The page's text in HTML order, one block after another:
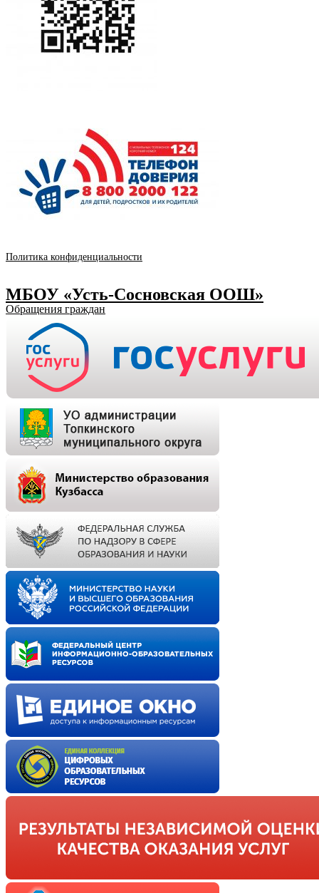
Политика конфиденциальности
МБОУ «Усть-Сосновская ООШ»
Обращения граждан